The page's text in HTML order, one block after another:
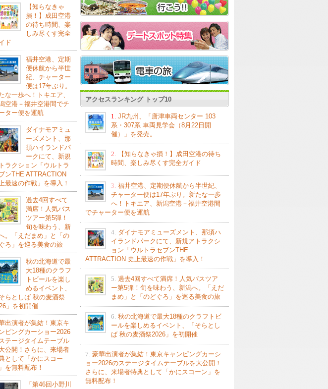
【知らなきゃ
損！】成田空港
の待ち時間、楽
しみ尽くす完全
ド
福井空港、定期
便休航から半世
紀、チャーター
便は17年ぶり。
な一歩へ！トキエア、
空港－福井空港間でチ
ター便を運航
ダイナモアミュ
ーズメント、那
須ハイランドパ
ークにて、新規
ラクション「ウルトラ
ンTHE ATTRACTION
最速の作戦」を導入！
過去4回すべて
満席！人気バス
ツアー第5弾！
旬を味わう、新
。「えだまめ」と「の
ろ」を巡る美食の旅
秋の北海道で最
大18種のクラフ
トビールを楽し
めるイベント、
そらとしば 秋の麦酒祭
」を初開催
出演者が集結！東京キ
ピングカーショー2026
テージタイムテーブル
公開！さらに、来場者
として「かにスコー
を無料配布！
「第46回小野川
アクセスランキング トップ10
1.
JR九州、「唐津車両センター 103
系・307系 車両見学会（8月22日開
催）」を発売。
2.
【知らなきゃ損！】成田空港の待ち
時間、楽しみ尽くす完全ガイド
3. 福井空港、定期便休航から半世紀、
チャーター便は17年ぶり。新たな一歩
へ！トキエア、新潟空港－福井空港間
でチャーター便を運航
4. ダイナモアミューズメント、那須ハ
イランドパークにて、新規アトラクシ
ョン「ウルトラセブンTHE
ATTRACTION 史上最速の作戦」を導入！
5. 過去4回すべて満席！人気バスツア
ー第5弾！旬を味わう、新潟へ。「えだ
まめ」と「のどぐろ」を巡る美食の旅
6. 秋の北海道で最大18種のクラフトビ
ールを楽しめるイベント、「そらとし
ば 秋の麦酒祭2026」を初開催
7. 豪華出演者が集結！東京キャンピングカーシ
ョー2026のステージタイムテーブルを大公開！
さらに、来場者特典として「かにスコーン」を
無料配布！